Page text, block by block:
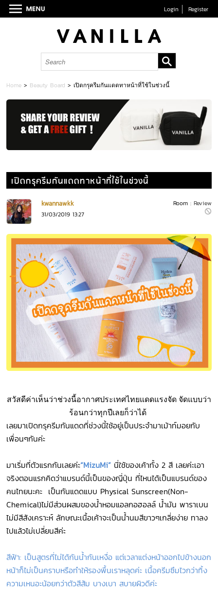
Login Register
Home > Beauty Board > เปิดกรุครีมกันแดดทาหน้าที่ใช้ในช่วงนี้
เปิดกรุครีมกันแดดทาหน้าที่ใช้ในช่วงนี้
Room : Review
kwannawkk
31/03/2019 13:27
สวัสดีค่าเห็นว่าช่วงนี้อากาศประเทศไทยแดดแรงจัด จัดแบบว่า
ร้อนกว่าทุกปีเลยก็ว่าได้
เลยมาเปิดกรุครีมกันแดดที่ช่วงนี้ใช้อยู่เป็นประจำมาเม้าท์มอยกับ
เพื่อนๆกันค่ะ
มาเริ่มที่ตัวแรกกันเลยค่ะ“MizuMi” นี่ใช้ของเค้าทั้ง 2 สี เลยค่ะเอา
จริงตอนแรกคิดว่าแบรนด์นี้เป็นของญี่ปุ่น ที่ไหนได้เป็นแบรนด์ของ
คนไทยนะคะ เป็นกันแดดแบบ Physical Sunscreen(Non-
Chemical)ไม่มีส่วนผสมของน้ำหอมแอลกอฮอลล์ น้ำมัน พาราเบน
ไม่มีสีสังเคราะห์ ลักษณะเนื้อเค้าจะเป็นน้ำนมสีขาวๆเกลี่ยง่าย ทาลง
ไปแล้วไม่เปลี่ยนสีค่ะ
สีฟ้า: เป็นสูตรที่ไม่ได้กันน้ำกันเหงื่อ แต่เวลาแต่งหน้าออกไปข้างนอก
หน้าก็ไม่เป็นคราบหรือทำให้รองพื้นเราหลุดค่ะ เนื้อครีมซึมไวกว่าทิ้ง
ความเหนอะน้อยกว่าตัวสีส้ม บางเบา สบายผิวดีค่ะ